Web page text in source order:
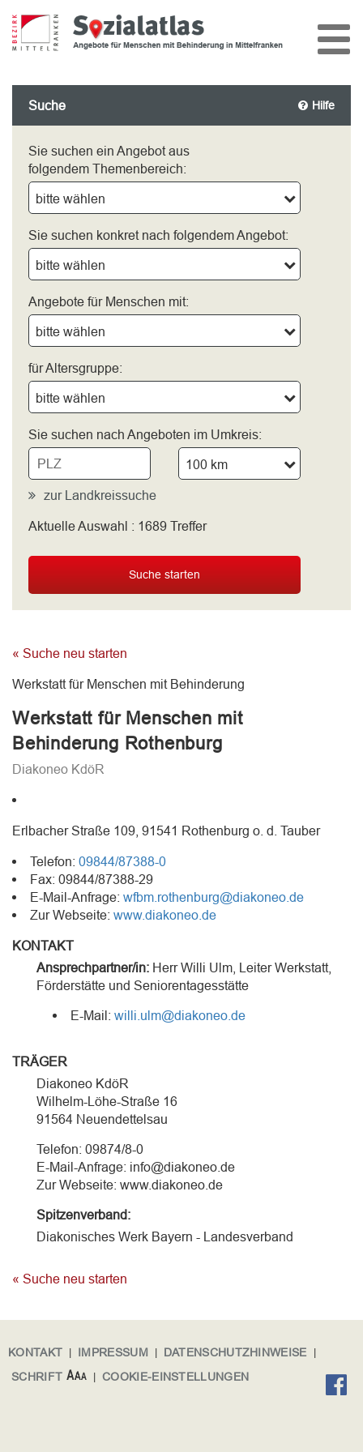
Suche Hilfe
Sie suchen ein Angebot aus
folgendem Themenbereich:
bitte wählen
Sie suchen konkret nach folgendem Angebot:
bitte wählen
Angebote für Menschen mit:
bitte wählen
für Altersgruppe:
bitte wählen
Sie suchen nach Angeboten im Umkreis:
100 km
zur Landkreissuche
bitte wählen
Aktuelle Auswahl : 1689 Treffer
Suche starten
« Suche neu starten
Werkstatt für Menschen mit Behinderung
Werkstatt für Menschen mit
Behinderung Rothenburg
Diakoneo KdöR
Erlbacher Straße 109, 91541 Rothenburg o. d. Tauber
Telefon: 09844/87388-0
Fax: 09844/87388-29
E-Mail-Anfrage: wfbm.rothenburg@diakoneo.de
Zur Webseite: www.diakoneo.de
KONTAKT
Ansprechpartner/in: HerrWilli Ulm , Leiter Werkstatt,
Förderstätte und Seniorentagesstätte
E-Mail: willi.ulm@diakoneo.de
TRÄGER
Diakoneo KdöR
Wilhelm-Löhe-Straße 16
91564 Neuendettelsau
Telefon: 09874/8-0
E-Mail-Anfrage: info@diakoneo.de
Zur Webseite: www.diakoneo.de
Spitzenverband:
Diakonisches Werk Bayern - Landesverband
« Suche neu starten
KONTAKT | IMPRESSUM | DATENSCHUTZHINWEISE
|
SCHRIFT
| COOKIE-EINSTELLUNGEN